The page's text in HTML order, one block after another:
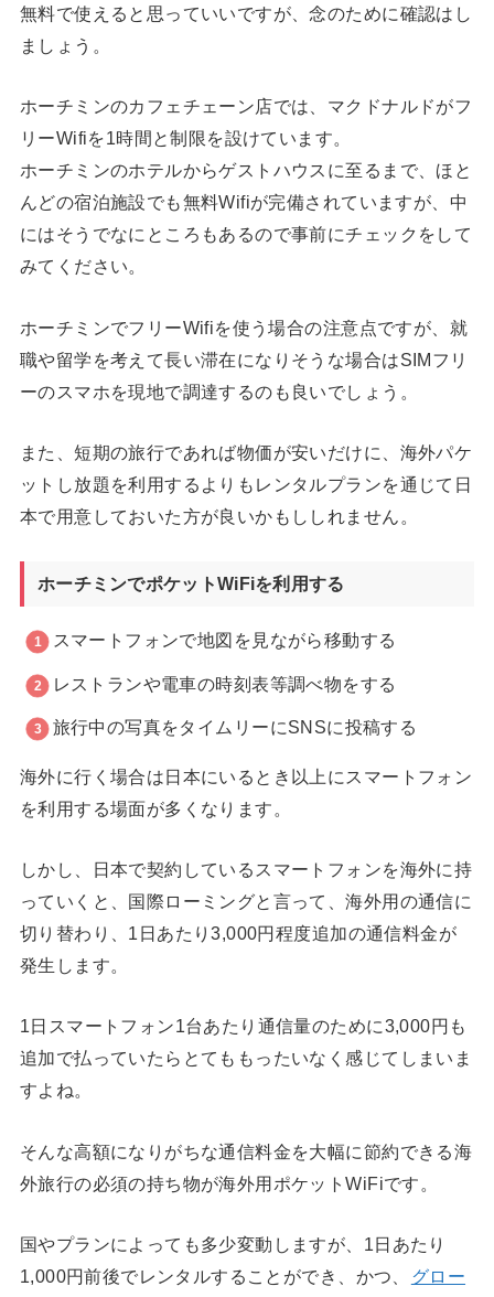
無料で使えると思っていいですが、念のために確認はし
ましょう。
ホーチミンのカフェチェーン店では、マクドナルドがフ
リーWifiを1時間と制限を設けています。
ホーチミンのホテルからゲストハウスに至るまで、ほと
んどの宿泊施設でも無料Wifiが完備されていますが、中
にはそうでなにところもあるので事前にチェックをして
みてください。
ホーチミンでフリーWifiを使う場合の注意点ですが、就
職や留学を考えて長い滞在になりそうな場合はSIMフリ
ーのスマホを現地で調達するのも良いでしょう。
また、短期の旅行であれば物価が安いだけに、海外パケ
ットし放題を利用するよりもレンタルプランを通じて日
本で用意しておいた方が良いかもししれません。
ホーチミンでポケットWiFiを利用する
スマートフォンで地図を見ながら移動する
レストランや電車の時刻表等調べ物をする
旅行中の写真をタイムリーにSNSに投稿する
海外に行く場合は日本にいるとき以上にスマートフォン
を利用する場面が多くなります。
しかし、日本で契約しているスマートフォンを海外に持
っていくと、国際ローミングと言って、海外用の通信に
切り替わり、1日あたり3,000円程度追加の通信料金が
発生します。
1日スマートフォン1台あたり通信量のために3,000円も
追加で払っていたらとてももったいなく感じてしまいま
すよね。
そんな高額になりがちな通信料金を大幅に節約できる海
外旅行の必須の持ち物が海外用ポケットWiFiです。
国やプランによっても多少変動しますが、1日あたり
1,000円前後でレンタルすることができ、かつ、
グロー